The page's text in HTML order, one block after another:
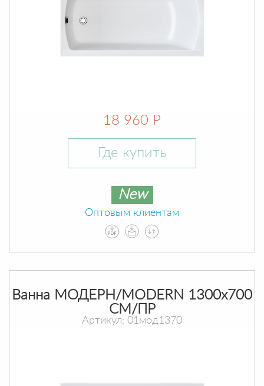
18 960 Р
Где купить
New
Оптовым клиентам
Ванна МОДЕРН/MODERN 1300х700
СМ/ПР
Артикул: 01мод1370